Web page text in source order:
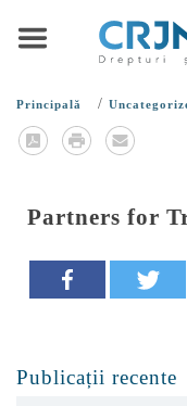
Principală /
Partners for
Publicații recente